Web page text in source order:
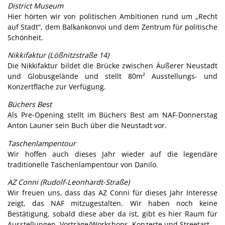
District Museum
Hier hörten wir von politischen Ambitionen rund um „Recht
auf Stadt“, dem Balkankonvoi und dem Zentrum für politische
Schönheit.
Nikkifaktur (Lößnitzstraße 14)
Die Nikkifaktur bildet die Brücke zwischen Äußerer Neustadt
und Globusgelände und stellt 80m² Ausstellungs- und
Konzertfläche zur Verfügung.
Büchers Best
Als Pre-Opening stellt im Büchers Best am NAF-Donnerstag
Anton Launer sein Buch über die Neustadt vor.
Taschenlampentour
Wir hoffen auch dieses Jahr wieder auf die legendäre
traditionelle Taschenlampentour von Danilo.
AZ Conni (Rudolf-Leonhardt-Straße)
Wir freuen uns, dass das AZ Conni für dieses Jahr Interesse
zeigt, das NAF mitzugestalten. Wir haben noch keine
Bestätigung, sobald diese aber da ist, gibt es hier Raum für